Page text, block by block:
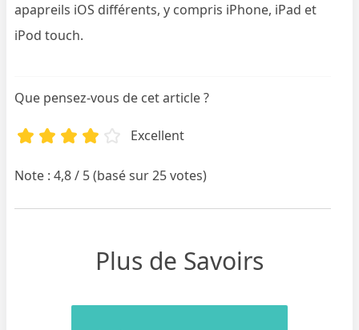
apapreils iOS différents, y compris iPhone, iPad et
iPod touch.
Que pensez-vous de cet article ?
Excellent
Note : 4,8 / 5 (basé sur 25 votes)
Plus de Savoirs